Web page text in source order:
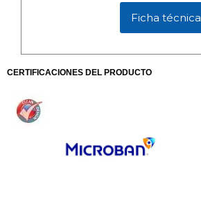
Ficha técnica
CERTIFICACIONES DEL PRODUCTO